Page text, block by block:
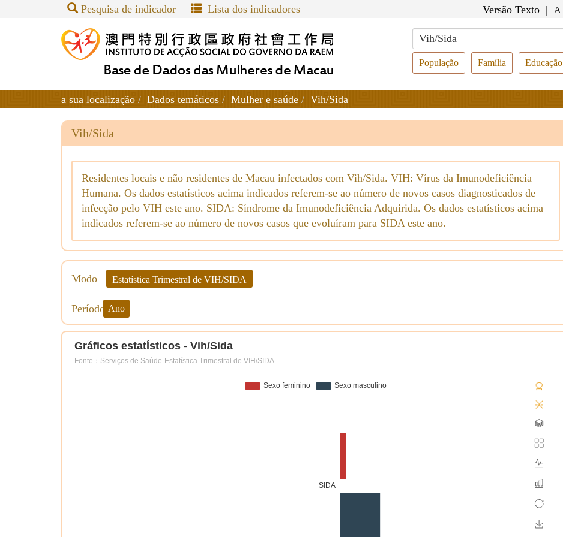
Pesquisa de indicador Lista dos indicadores Versão Texto | A
População Família Educação
a sua localização Dados temáticos Mulher e saúde Vih/Sida
Vih/Sida
Residentes locais e não residentes de Macau infectados com Vih/Sida. VIH: Vírus da Imunodeficiência
Humana. Os dados estatísticos acima indicados referem-se ao número de novos casos diagnosticados de
infecção pelo VIH este ano. SIDA: Síndrome da Imunodeficiência Adquirida. Os dados estatísticos acima
indicados referem-se ao número de novos casos que evoluíram para SIDA este ano.
Modo Estatística Trimestral de VIH/SIDA
Período Ano